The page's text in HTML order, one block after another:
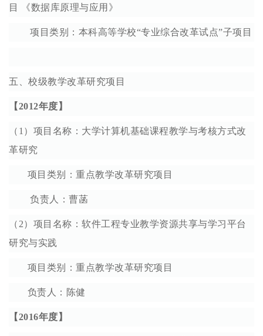
目 《数据库原理与应用》
项目类别：本科高等学校“专业综合改革试点”子项目
五、校级教学改革研究项目
【2012年度】
（1）项目名称：大学计算机基础课程教学与考核方式改
革研究
项目类别：重点教学改革研究项目
负责人：曹菡
（2）项目名称：软件工程专业教学资源共享与学习平台
研究与实践
项目类别：重点教学改革研究项目
负责人：陈健
【2016年度 】